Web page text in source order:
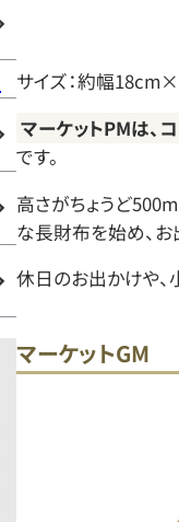
サイズ：約幅
マーケットPMは、
です。
高さがちょうど
な長財布を始め、
休日のお出かけや、
マーケットGM